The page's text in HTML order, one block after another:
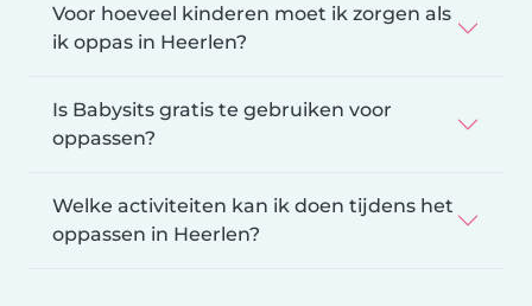
Voor hoeveel kinderen moet ik zorgen als
ik oppas in Heerlen?
Is Babysits gratis te gebruiken voor
oppassen?
Welke activiteiten kan ik doen tijdens het
oppassen in Heerlen?